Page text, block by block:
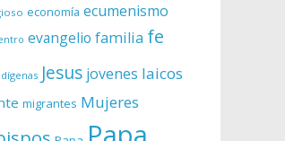
economía ecumenismo
evangelio familia fe
Jesus jovenes laicos
migrantes Mujeres